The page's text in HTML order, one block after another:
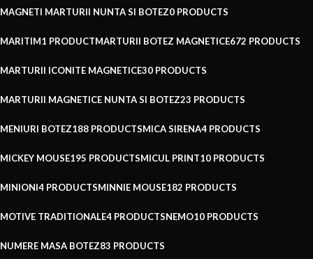
MAGNETI MARTURII NUNTA SI BOTEZ0 PRODUCTS
MARITIM1 PRODUCTMARTURII BOTEZ MAGNETICE672 PRODUCTS
MARTURII ICONITE MAGNETICE30 PRODUCTS
MARTURII MAGNETICE NUNTA SI BOTEZ23 PRODUCTS
MENIURI BOTEZ188 PRODUCTSMICA SIRENA4 PRODUCTS
MICKEY MOUSE195 PRODUCTSMICUL PRINT10 PRODUCTS
MINIONI4 PRODUCTSMINNIE MOUSE182 PRODUCTS
MOTIVE TRADITIONALE4 PRODUCTSNEMO10 PRODUCTS
NUMERE MASA BOTEZ83 PRODUCTS